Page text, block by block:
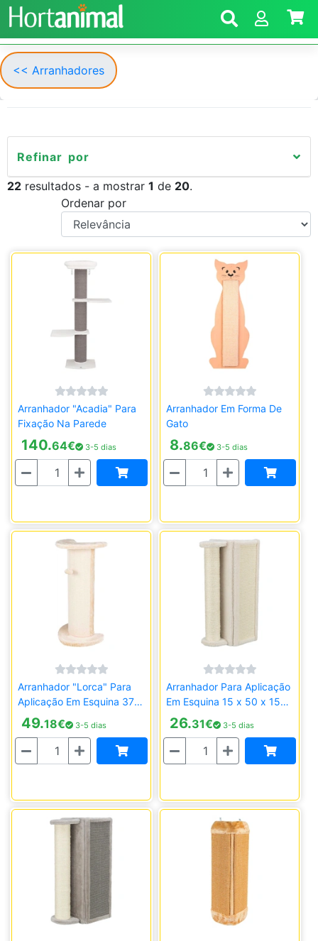
<< Arranhadores
Refinar por
22 resultados - a mostrar 1 de 20.
Ordenar por
Arranhador "Acadia" Para
Fixação Na Parede
140.64€ 3-5 dias
Quantidade
Arranhador Em Forma De
Gato
8.86€ 3-5 dias
Quantidade
Arranhador "Lorca" Para
Aplicação Em Esquina 37 x
27 x 75 cm
49.18€ 3-5 dias
Quantidade
Arranhador Para Aplicação
Em Esquina 15 x 50 x 15
cm
26.31€ 3-5 dias
Quantidade